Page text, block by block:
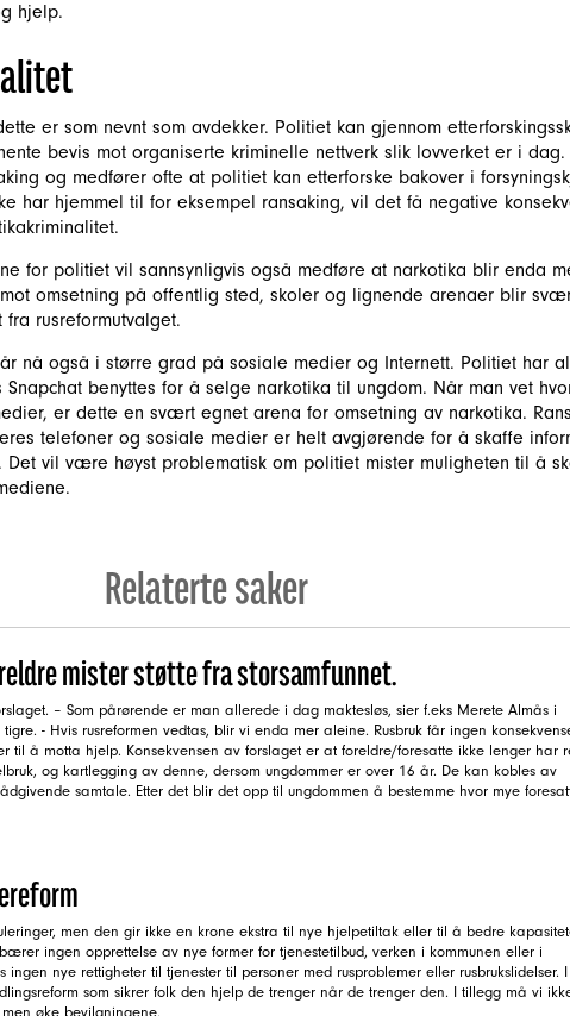
hjelp.
er som nevnt som avdekker. Politiet kan gjennom
bevis mot organiserte kriminelle nettverk slik lovverket er i dag.
og medfører ofte at politiet kan etterforske bakover i
har hjemmel til for eksempel ransaking, vil det få negative
for politiet vil sannsynligvis også medføre at narkotika blir enda
omsetning på offentlig sted, skoler og lignende arenaer blir
rusreformutvalget.
nå også i større grad på sosiale medier og Internett. Politiet har
benyttes for å selge narkotika til ungdom. Når man vet
er dette en svært egnet arena for omsetning av narkotika.
telefoner og sosiale medier er helt avgjørende for å skaffe
Det vil være høyst problematisk om politiet mister muligheten til å
Relaterte saker
mister støtte fra storsamfunnet.
– Som pårørende er man allerede i dag maktesløs, sier f.eks Merete Almås i
- Hvis rusreformen vedtas, blir vi enda mer aleine. Rusbruk får ingen
til å motta hjelp. Konsekvensen av forslaget er at foreldre/foresatte ikke lenger har
og kartlegging av denne, dersom ungdommer er over 16 år. De kan kobles av
samtale. Etter det blir det opp til ungdommen å bestemme hvor mye
men den gir ikke en krone ekstra til nye hjelpetiltak eller til å bedre
ingen opprettelse av nye former for tjenestetilbud, verken i kommunen eller i
ingen nye rettigheter til tjenester til personer med rusproblemer eller rusbrukslidelser.
som sikrer folk den hjelp de trenger når de trenger den. I tillegg må vi
øke bevilgningene.